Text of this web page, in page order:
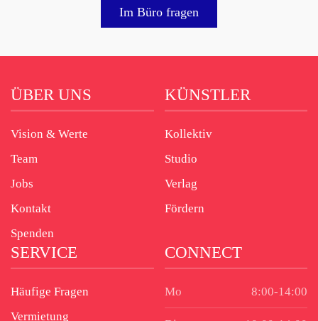
Im Büro fragen
ÜBER UNS
Vision & Werte
Team
Jobs
Kontakt
Spenden
KÜNSTLER
Kollektiv
Studio
Verlag
Fördern
SERVICE
Häufige Fragen
Vermietung
CONNECT
Mo 8:00-14:00